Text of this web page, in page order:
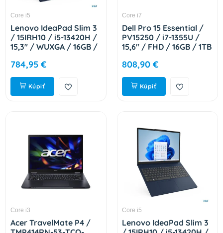
Core i5
Lenovo IdeaPad Slim 3
/ 15IRH10 / i5-13420H /
15,3" / WUXGA / 16GB /
/ Blue / 2R 83K10066CK
784,95 €
Kúpiť
Core i7
Dell Pro 15 Essential /
PV15250 / i7-1355U /
15,6" / FHD / 16GB / 1TB
Black / 3R NBD 59Y3R
808,90 €
Kúpiť
Core i3
Acer TravelMate P4 /
Core i5
Lenovo IdeaPad Slim 3